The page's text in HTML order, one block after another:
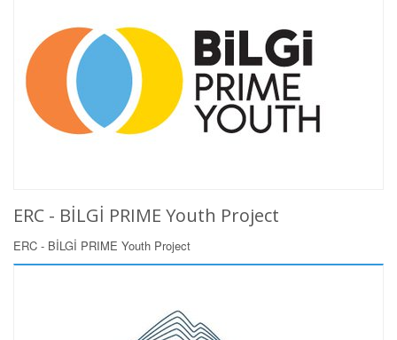
ERC - BİLGİ PRIME Youth Project
ERC - BİLGİ PRIME Youth Project